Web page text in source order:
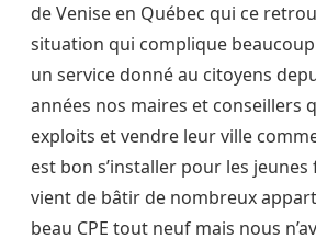
de Venise en Québec qui ce
situation qui complique
un service donné au citoyens
années nos maires et conseillers
exploits et vendre leur ville
est bon s’installer pour les
vient de bâtir de nombreux
beau CPE tout neuf mais nous